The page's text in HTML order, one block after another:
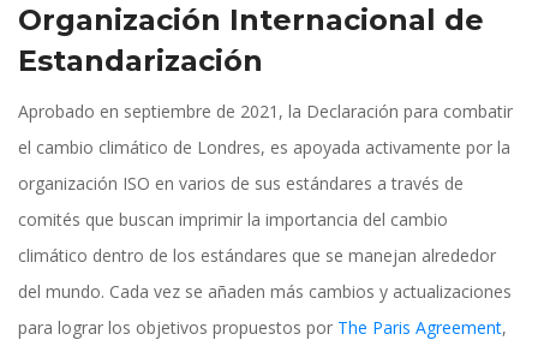
Organización Internacional de
Estandarización
Aprobado en septiembre de 2021, la Declaración para combatir
el cambio climático de Londres, es apoyada activamente por la
organización ISO en varios de sus estándares a través de
comités que buscan imprimir la importancia del cambio
climático dentro de los estándares que se manejan alrededor
del mundo. Cada vez se añaden más cambios y actualizaciones
para lograr los objetivos propuestos por The Paris Agreement,